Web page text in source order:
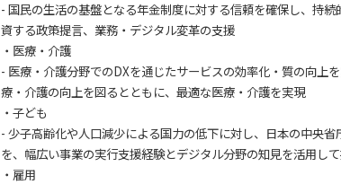
- 国民の生活の基盤となる年金制度に対する信頼を確保し、持
資する政策提言、業務・デジタル変革の支援
・医療・介護
- 医療・介護分野でのDXを通じたサービスの効率化・質の向上
療・介護の向上を図るとともに、最適な医療・介護を実現
・子ども
- 少子高齢化や人口減少による国力の低下に対し、日本の中央
を、幅広い事業の実行支援経験とデジタル分野の知見を活用し
・雇用